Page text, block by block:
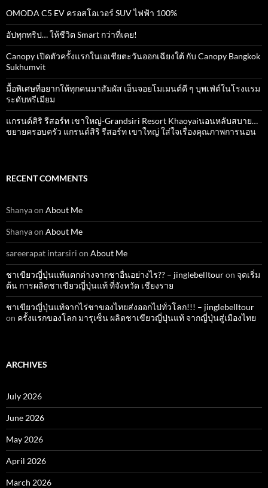
OMODA C5 EV ครอสโอเวอร์ SUV ไฟฟ้า 100%
อัปทุกทริป… ให้ชีวิต Smart กว่าที่เคย!
Canopy เปิดตัวครั้งแรกในเอเชียตะวันออกเฉียงใต้ กับ Canopy Bangkok
Sukhumvit
มื้อพิเศษที่อยากให้ทุกคนมาสัมผัส เอ็นจอยโมเมนต์ดี ๆ บุพเฟ่ต์ในโรงแรม
ระดับพรีเมียม
แกรนด์สิริ​ รีสอร์ท​ เขาใหญ่​-Grandsiri​ Resort​ Khaoyaiนอนหลับสบาย…
ขยายครอบครัว แกรนด์สิริ รีสอร์ท เขาใหญ่ ใส่ใจเรื่องคุณภาพการนอน
RECENT COMMENTS
Shanyaon About Me
Shanyaon About Me
sareerapat intarsiri on About Me
ชาเขียวญี่ปุ่นแท้แตกต่างจากชาอื่นอย่างไร?? – jinglebelltouron จุดเริ่ม
ต้น การผลิตชาเขียวญี่ปุ่นแท้ ที่จังหวัด เชียงราย
ชาเขียวญี่ปุ่นแท้จากไร่ชาของไทยส่งออกไปทั่วโลก!!! – jinglebelltour
on ครั้งแรกของโลก มารุเซ็น ผลิตชาเขียวญี่ปุ่นแท้ จากญี่ปุ่นสู่เมืองไทย
ARCHIVES
July 2026
June 2026
May 2026
April 2026
March 2026